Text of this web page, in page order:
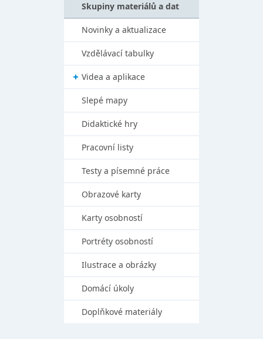
Skupiny materiálů a dat
Novinky a aktualizace
Vzdělávací tabulky
Videa a aplikace
Slepé mapy
Didaktické hry
Pracovní listy
Testy a písemné práce
Obrazové karty
Karty osobností
Portréty osobností
Ilustrace a obrázky
Domácí úkoly
Doplňkové materiály